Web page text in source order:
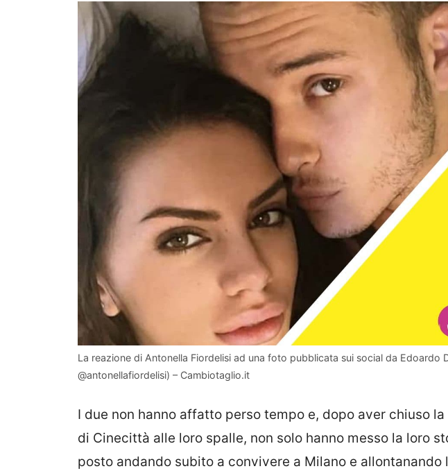
La reazione di Antonella Fiordelisi ad una foto pubblicata sui social da Edoardo
@antonellafiordelisi) – Cambiotaglio.it
I due non hanno affatto perso tempo e, dopo aver chiuso
di Cinecittà alle loro spalle, non solo hanno messo la loro
posto andando subito a convivere a Milano e allontanando